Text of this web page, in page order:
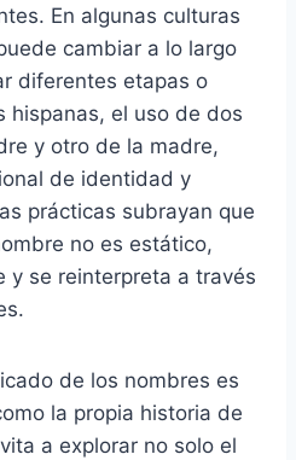
En algunas culturas
cambiar a lo largo
diferentes etapas o
hispanas, el uso de dos
y otro de la madre,
de identidad y
prácticas subrayan que
no es estático,
y se reinterpreta a través
de los nombres es
la propia historia de
a explorar no solo el